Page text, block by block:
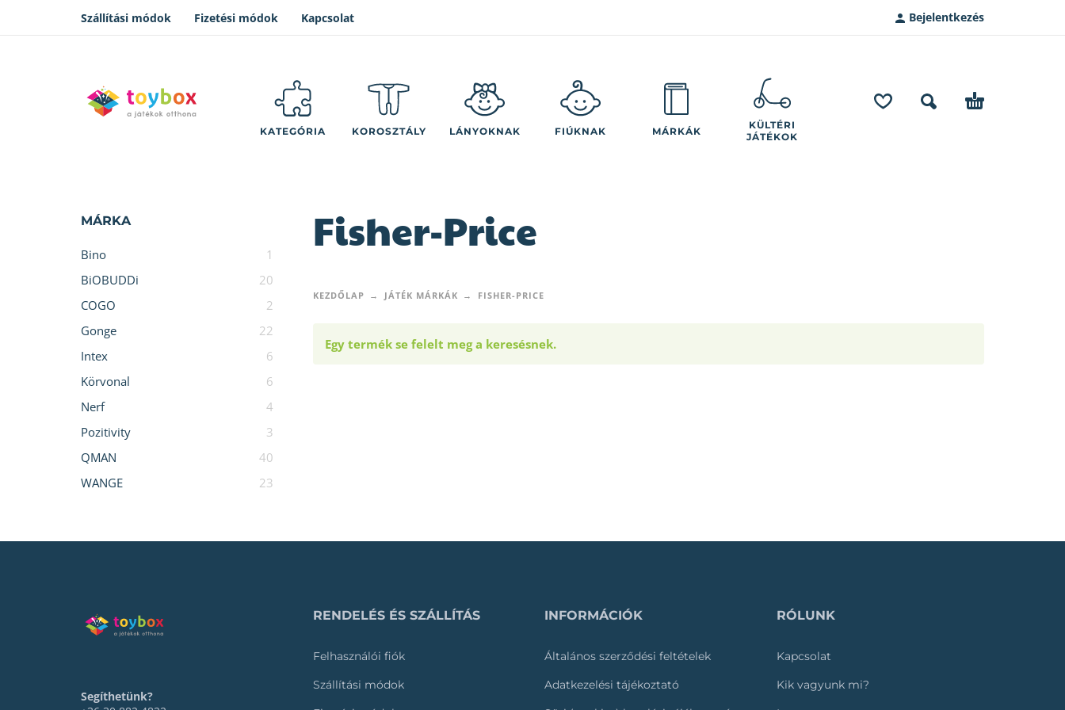
Szállítási módok Fizetési módok Kapcsolat Bejelentkezés
KATEGÓRIA KOROSZTÁLY LÁNYOKNAK FIÚKNAK MÁRKÁK
KÜLTÉRI
JÁTÉKOK
MÁRKA
Bino
1
BiOBUDDi
20
COGO
2
Gonge
22
Intex
6
Körvonal
6
Nerf
4
Pozitivity
3
QMAN
40
WANGE
23
Fisher-Price
KEZDŐLAP JÁTÉK MÁRKÁK FISHER-PRICE
Egy termék se felelt meg a keresésnek.
Segíthetünk?
RENDELÉS ÉS SZÁLLÍTÁS
Felhasználói fiók
Szállítási módok
INFORMÁCIÓK
Általános szerződési feltételek
Adatkezelési tájékoztató
RÓLUNK
Kapcsolat
Kik vagyunk mi?